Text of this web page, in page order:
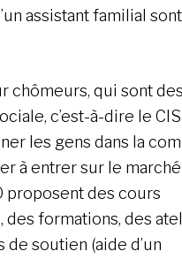
assistant familial sont
chômeurs, qui sont
c’est-à-dire le CIS
les gens dans la
à entrer sur le
proposent des cours
des formations, des
soutien (aide d’un